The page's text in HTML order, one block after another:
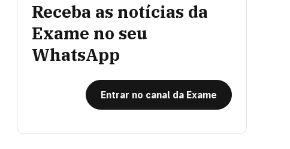
Receba as notícias da
Exame no seu
WhatsApp
Entrar no canal da Exame